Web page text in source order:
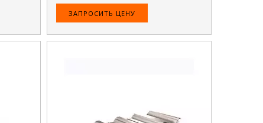
ЗАПРОСИТЬ ЦЕНУ
ПОДРОБНЕЕ